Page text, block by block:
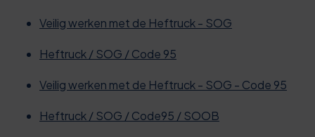
Veilig werken met de Heftruck - SOG
Heftruck / SOG / Code 95
Veilig werken met de Heftruck - SOG - Code 95
Heftruck / SOG / Code95 / SOOB